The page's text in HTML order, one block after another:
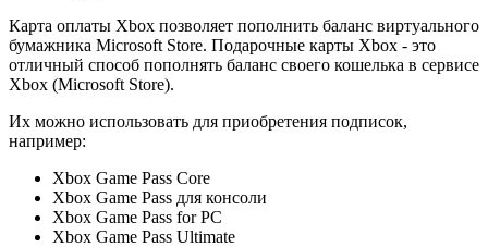
Карта оплаты Xbox позволяет пополнить баланс виртуального
бумажника Microsoft Store. Подарочные карты Xbox - это
отличный способ пополнять баланс своего кошелька в сервисе
Xbox (Microsoft Store).
Их можно использовать для приобретения подписок,
например:
Xbox Game Pass Core
Xbox Game Pass для консоли
Xbox Game Pass for PC
Xbox Game Pass Ultimate